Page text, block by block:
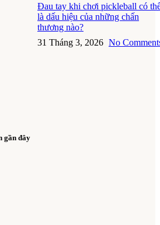
Đau tay khi chơi pickleball có
là dấu hiệu của những chấn
thương nào?
31 Tháng 3, 2026 No
gần đây